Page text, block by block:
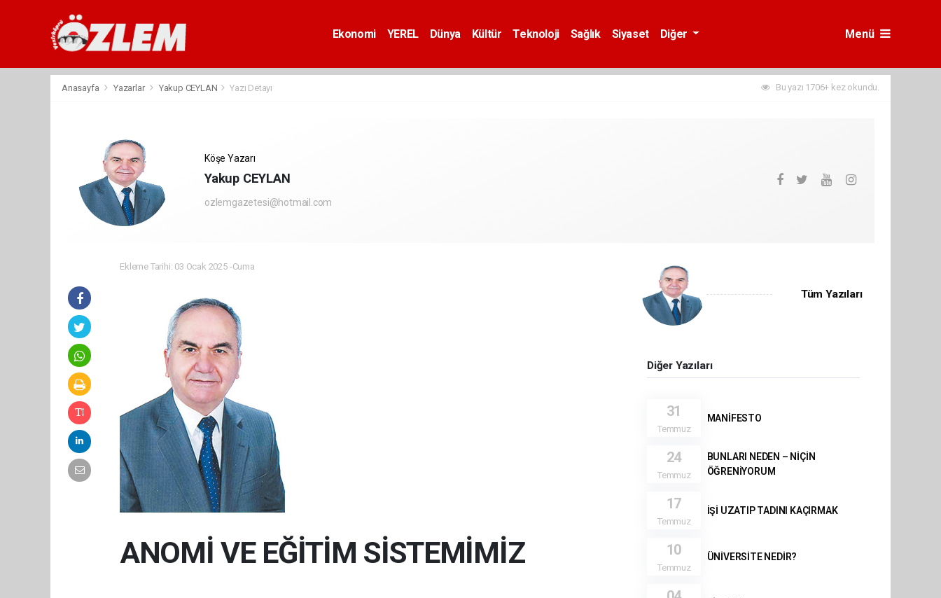
Ekonomi YEREL Dünya Kültür Teknoloji Sağlık Siyaset Diğer Menü
Anasayfa Yazarlar Yakup CEYLAN Yazı Detayı Bu yazı 1706+ kez okundu.
Köşe Yazarı
Yakup CEYLAN
ozlemgazetesi@hotmail.com
Ekleme Tarihi: 03 Ocak 2025 -Cuma
ANOMİ VE EĞİTİM SİSTEMİMİZ
Tüm Yazıları
Diğer Yazıları
31
Temmuz
MANİFESTO
24
Temmuz
BUNLARI NEDEN – NİÇİN
ÖĞRENİYORUM
17
Temmuz
İŞİ UZATIP TADINI KAÇIRMAK
10
Temmuz
ÜNİVERSİTE NEDİR?